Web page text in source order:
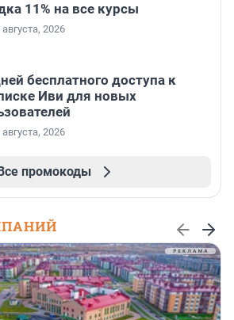
11% на все курсы
2026
бесплатного доступа к
Иви для новых
2026
промокоды